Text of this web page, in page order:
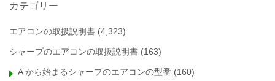
カテゴリー
エアコンの取扱説明書 (4,323)
シャープのエアコンの取扱説明書 (163)
A から始まるシャープのエアコンの型番 (160)